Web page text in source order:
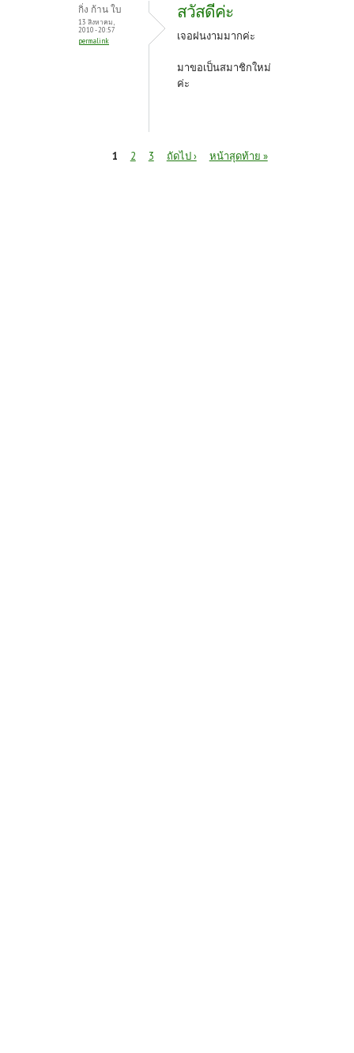
กิ่ง ก้าน ใบ
13 สิงหาคม,
2010 - 20:57
permalink
สวัสดีค่ะ
เจอฝนงามมากค่ะ
มาขอเป็นสมาชิกใหม่
ค่ะ
1 2 3 ถัดไป › หน้าสุดท้าย »